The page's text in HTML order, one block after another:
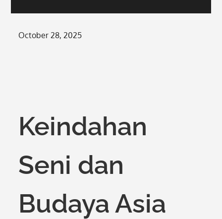
Posted
October 28, 2025
Keindahan
Seni dan
Budaya Asia